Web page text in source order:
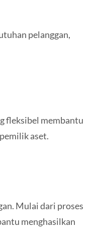
pelanggan,
fleksibel membantu
aset.
Mulai dari proses
menghasilkan